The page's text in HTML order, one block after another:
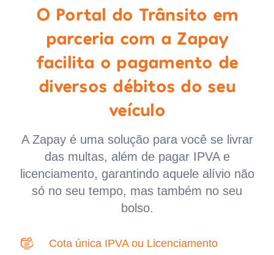
O Portal do Trânsito em
parceria com a Zapay
facilita o pagamento de
diversos débitos do seu
veículo
A Zapay é uma solução para você se livrar
das multas, além de pagar IPVA e
licenciamento, garantindo aquele alívio não
só no seu tempo, mas também no seu
bolso.
Cota única IPVA ou Licenciamento